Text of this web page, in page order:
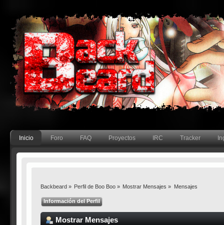
Inicio Foro FAQ Proyectos IRC Tracker
Backbeard» Perfil de Boo Boo» Mostrar Mensajes » Mensajes
Información del Perfil
Mostrar Mensajes